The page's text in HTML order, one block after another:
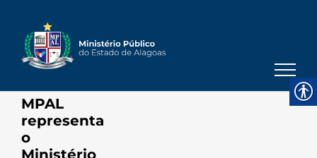
content
MPAL
representa
o
Ministério